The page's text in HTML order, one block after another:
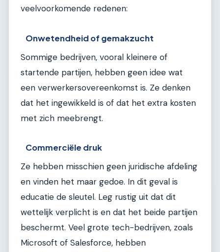
veelvoorkomende redenen:
Onwetendheid of gemakzucht
Sommige bedrijven, vooral kleinere of
startende partijen, hebben geen idee wat
een verwerkersovereenkomst is. Ze denken
dat het ingewikkeld is of dat het extra kosten
met zich meebrengt.
Commerciële druk
Ze hebben misschien geen juridische afdeling
en vinden het maar gedoe. In dit geval is
educatie de sleutel. Leg rustig uit dat dit
wettelijk verplicht is en dat het beide partijen
beschermt. Veel grote tech-bedrijven, zoals
Microsoft of Salesforce, hebben